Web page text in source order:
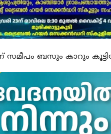
സമീപം ബസും കാറും